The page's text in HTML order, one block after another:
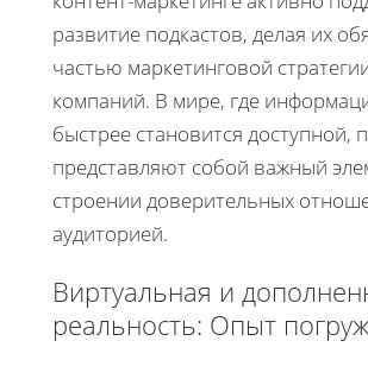
развитие подкастов, делая их
частью маркетинговой
компаний. В мире, где
быстрее становится доступной,
представляют собой важный
строении доверительных
аудиторией.
Виртуальная и
реальность: Опыт